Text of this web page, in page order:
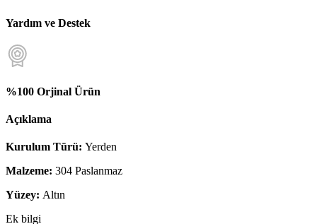
Yardım ve Destek
%100 Orjinal Ürün
Açıklama
Kurulum Türü: Yerden
Malzeme: 304 Paslanmaz
Yüzey: Altın
Ek bilgi